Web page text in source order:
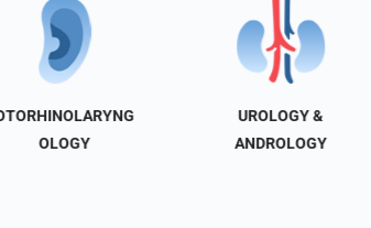
OLOGY
UROLOGY &
ANDROLOGY